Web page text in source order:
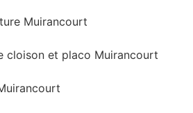
Muirancourt
cloison et placo Muirancourt